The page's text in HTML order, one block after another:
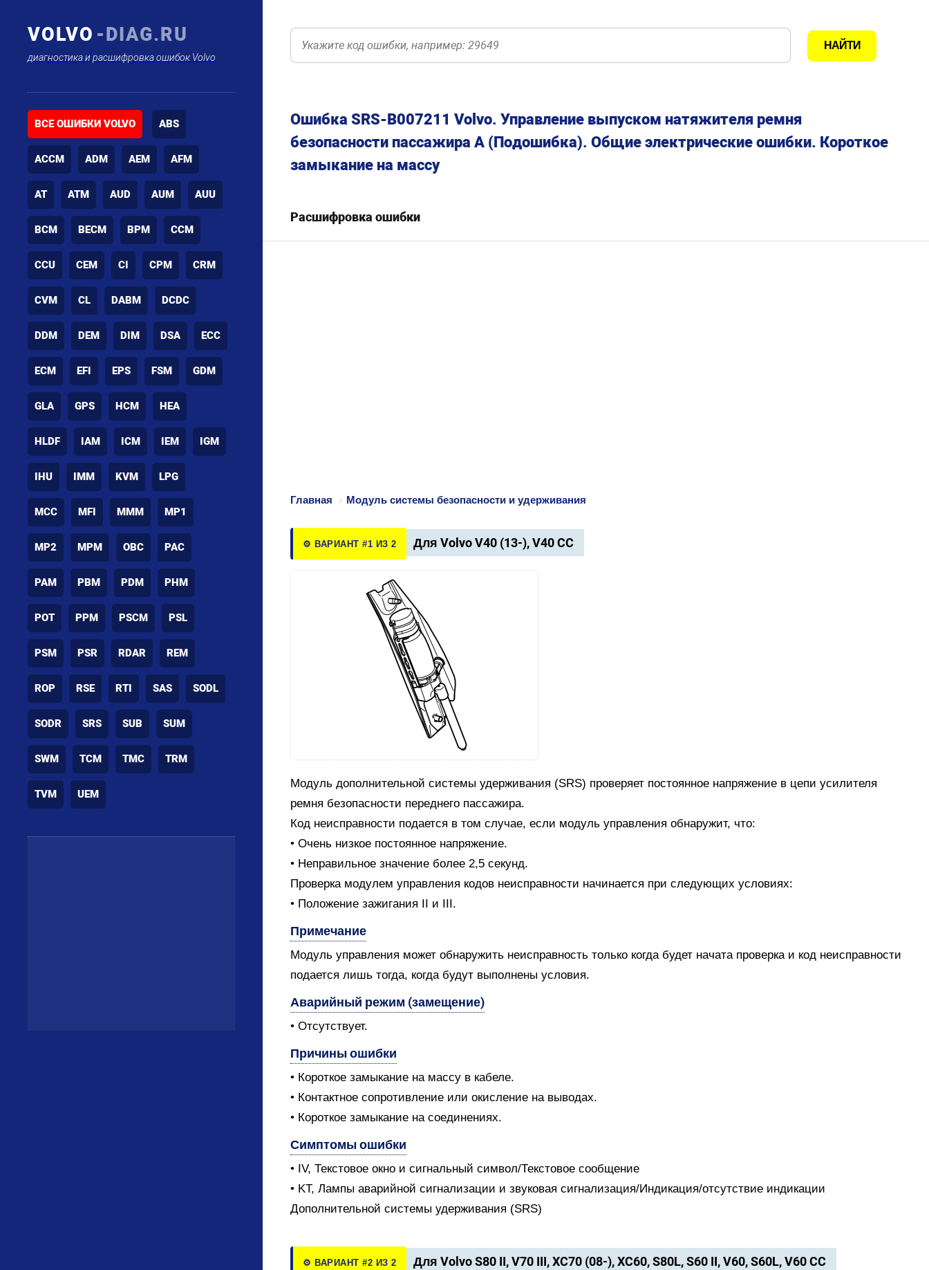
VOLVO -DIAG.RU
диагностика и расшифровка ошибок Volvo
ВСЕ ОШИБКИ VOLVO ABS
ACCM ADM AEM AFM
AT ATM AUD AUM AUU
BCM BECM BPM CCM
CCU CEM CI CPM CRM
CVM CL DABM DCDC
DDM DEM DIM DSA ECC
ECM EFI EPS FSM GDM
GLA GPS HCM HEA
HLDF IAM ICM IEM IGM
IHU IMM KVM LPG
MCC MFI MMM MP1
MP2 MPM OBC PAC
PAM PBM PDM PHM
POT PPM PSCM PSL
PSM PSR RDAR REM
ROP RSE RTI SAS SODL
SODR SRS SUB SUM
SWM TCM TMC TRM
TVM UEM
Ошибка SRS-B007211 Volvo. Управление выпуском натяжителя ремня
безопасности пассажира A (Подошибка). Общие электрические ошибки. Короткое
замыкание на массу
Расшифровка ошибки
Главная › Модуль системы безопасности и удерживания
⚙️ ВАРИАНТ #1 ИЗ 2 Для Volvo V40 (13-), V40 CC
Модуль дополнительной системы удерживания (SRS) проверяет постоянное напряжение в цепи усилителя
ремня безопасности переднего пассажира.
Код неисправности подается в том случае, если модуль управления обнаружит, что:
• Очень низкое постоянное напряжение.
• Неправильное значение более 2,5 секунд.
Проверка модулем управления кодов неисправности начинается при следующих условиях:
• Положение зажигания II и III.
Примечание
Модуль управления может обнаружить неисправность только когда будет начата проверка и код неисправности
подается лишь тогда, когда будут выполнены условия.
Аварийный режим (замещение)
• Отсутствует.
Причины ошибки
• Короткое замыкание на массу в кабеле.
• Контактное сопротивление или окисление на выводах.
• Короткое замыкание на соединениях.
Симптомы ошибки
• IV, Текстовое окно и сигнальный символ/Текстовое сообщение
• KT, Лампы аварийной сигнализации и звуковая сигнализация/Индикация/отсутствие индикации
Дополнительной системы удерживания (SRS)
⚙️ ВАРИАНТ #2 ИЗ 2 Для Volvo S80 II, V70 III, XC70 (08-), XC60, S80L, S60 II, V60, S60L, V60 CC